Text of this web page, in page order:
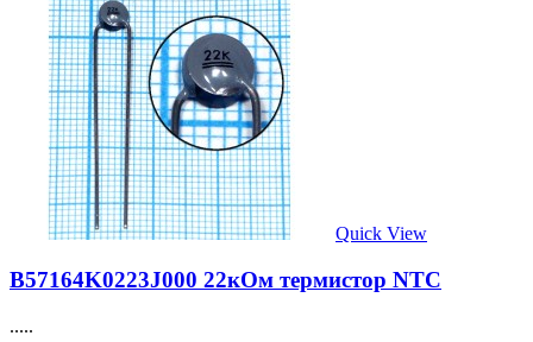
Quick View
B57164K0223J000 22кОм термистор NTC
.....